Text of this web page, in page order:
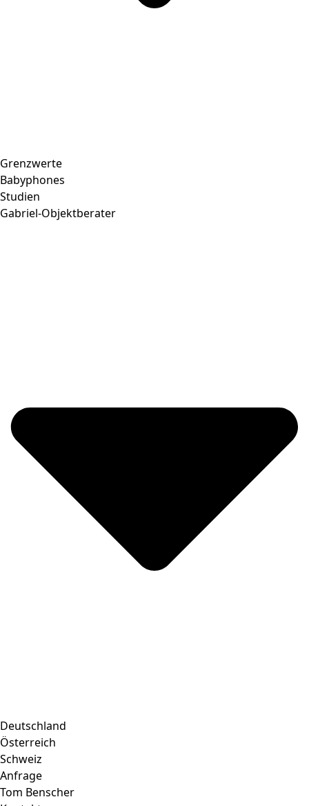
Grenzwerte
Babyphones
Studien
Gabriel-Objektberater
Deutschland
Österreich
Schweiz
Anfrage
Tom Benscher